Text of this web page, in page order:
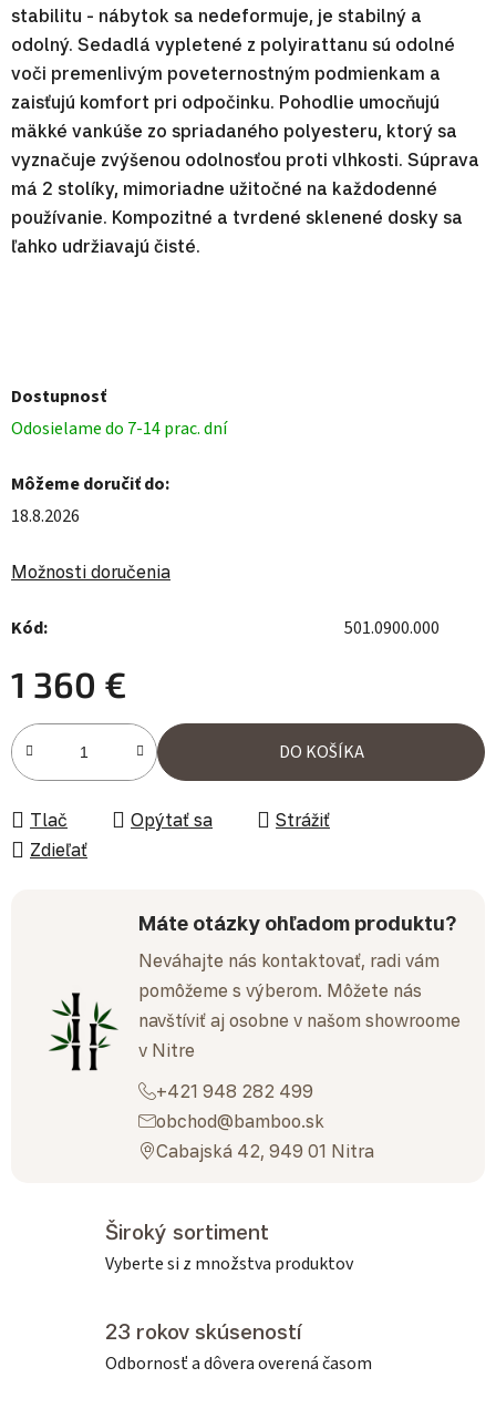
stabilitu - nábytok sa nedeformuje, je stabilný a
odolný. Sedadlá vypletené z polyirattanu sú odolné
voči premenlivým poveternostným podmienkam a
zaisťujú komfort pri odpočinku. Pohodlie umocňujú
mäkké vankúše zo spriadaného polyesteru, ktorý sa
vyznačuje zvýšenou odolnosťou proti vlhkosti. Súprava
má 2 stolíky, mimoriadne užitočné na každodenné
používanie. Kompozitné a tvrdené sklenené dosky sa
ľahko udržiavajú čisté.
Dostupnosť
Odosielame do 7-14 prac. dní
Môžeme doručiť do:
18.8.2026
Možnosti doručenia
Kód: 501.0900.000
1 360 €
Jednotková cena:
DO KOŠÍKA
Tlač Opýtať sa
Strážiť
Zdieľať
Máte otázky ohľadom produktu?
Neváhajte nás kontaktovať, radi vám
pomôžeme s výberom. Môžete nás
navštíviť aj osobne v našom showroome
v Nitre
+421 948 282 499
obchod@bamboo.sk
Cabajská 42, 949 01 Nitra
Široký sortiment
Vyberte si z množstva produktov
23 rokov skúseností
Odbornosť a dôvera overená časom